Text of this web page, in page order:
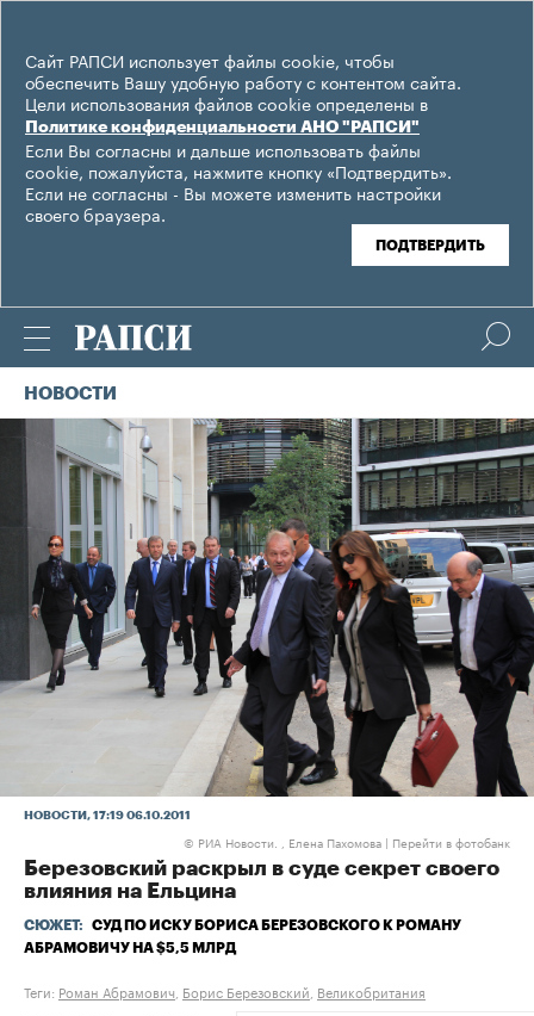
Сайт РАПСИ использует файлы cookie, чтобы
обеспечить Вашу удобную работу с контентом сайта.
Цели использования файлов cookie определены в
Политике конфиденциальности АНО "РАПСИ"
Если Вы согласны и дальше использовать файлы
cookie, пожалуйста, нажмите кнопку «Подтвердить».
Если не согласны - Вы можете изменить настройки
своего браузера.
ПОДТВЕРДИТЬ
НОВОСТИ
НОВОСТИ , 17:19 06.10.2011
© РИА Новости. , Елена Пахомова | Перейти в фотобанк
Березовский раскрыл в суде секрет своего
влияния на Ельцина
СЮЖЕТ:
СУД ПО ИСКУ БОРИСА БЕРЕЗОВСКОГО К РОМАНУ
АБРАМОВИЧУ НА $5,5 МЛРД
Теги: Роман Абрамович Борис Березовский Великобритания